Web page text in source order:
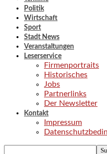
Politik
Wirtschaft
Sport
Stadt News
Veranstaltungen
Leserservice
Firmenportraits
Historisches
Jobs
Partnerlinks
Der Newsletter
Kontakt
Impressum